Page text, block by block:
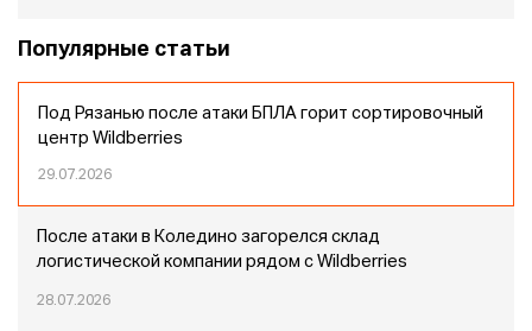
Популярные статьи
Под Рязанью после атаки БПЛА горит сортировочный
центр Wildberries
29.07.2026
После атаки в Коледино загорелся склад
логистической компании рядом с Wildberries
28.07.2026